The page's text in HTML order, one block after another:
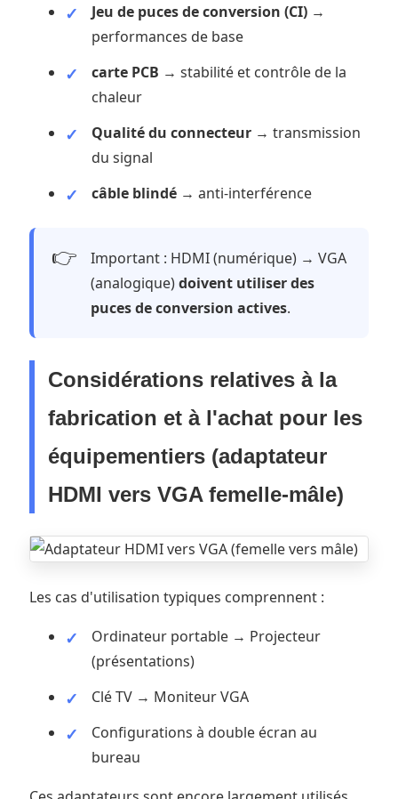
Jeu de puces de conversion (CI)→
performances de base
carte PCB → stabilité et contrôle de la
chaleur
Qualité du connecteur→ transmission
du signal
câble blindé→ anti-interférence
👉
Important : HDMI (numérique) → VGA
(analogique)doivent utiliser des
puces de conversion actives.
Considérations relatives à la
fabrication et à l'achat pour les
équipementiers (adaptateur
HDMI vers VGA femelle-mâle)
Les cas d'utilisation typiques comprennent :
Ordinateur portable → Projecteur
(présentations)
Clé TV → Moniteur VGA
Configurations à double écran au
bureau